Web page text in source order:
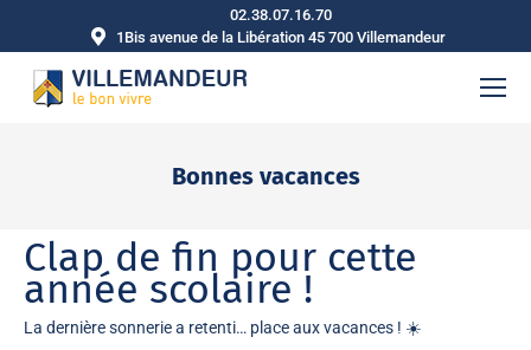
02.38.07.16.70
1Bis avenue de la Libération 45 700 Villemandeur
Bonnes vacances
Clap de fin pour cette
année scolaire !
La dernière sonnerie a retenti… place aux vacances ! ☀️